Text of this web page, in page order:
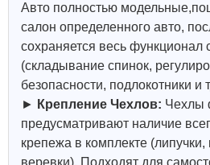
Авто полностью
салон определенного авто,
сохраняется весь функционал
(складывание спинок,
безопасности, подлокотники и
► Крепление Чехлов: Чехлы
предусматривают наличие
крепежа в комплекте (липучки,
веревки). Подходят для